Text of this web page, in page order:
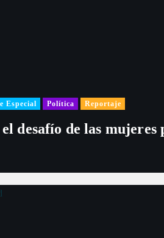
Especial Política Reportaje
desafío de las mujeres